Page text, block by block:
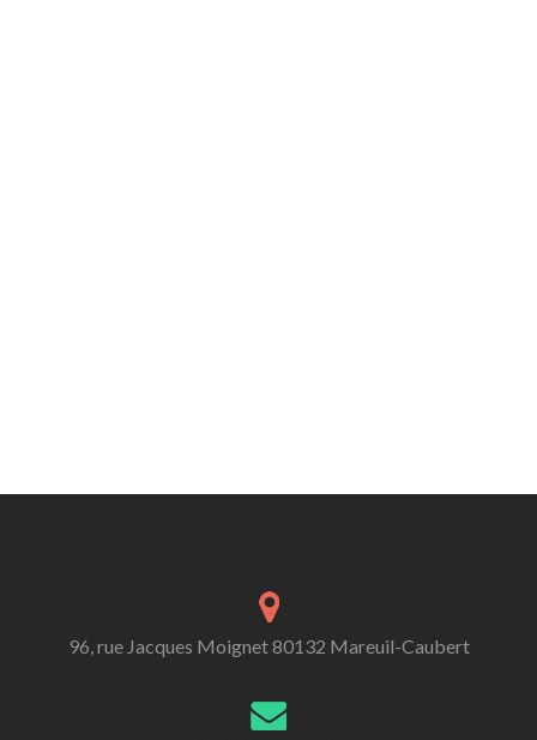
96, rue Jacques Moignet 80132 Mareuil-Caubert